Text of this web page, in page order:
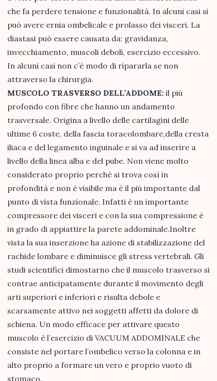
che fa perdere tensione e funzionalità. In alcuni casi si
può avere ernia ombelicale e prolasso dei visceri. La
diastasi può essere causata da: gravidanza,
invecchiamento, muscoli deboli, esercizio eccessivo.
In alcuni casi non c’è modo di ripararla se non
attraverso la chirurgia.
MUSCOLO TRASVERSO DELL’ADDOME: il più
profondo con fibre che hanno un andamento
trasversale. Origina a livello delle cartilagini delle
ultime 6 coste, della fascia toracolombare,della cresta
iliaca e del legamento inguinale e si va ad inserire a
livello della linea alba e del pube. Non viene molto
considerato proprio perchè si trova così in
profondità e non è visibile ma è il più importante dal
punto di vista funzionale. Infatti è un importante
compressore dei visceri e con la sua compressione è
in grado di appiattire la parete addominale.Inoltre
vista la sua inserzione ha azione di stabilizzazione del
rachide lombare e diminuisce gli stress vertebrali. Gli
studi scientifici dimostarno che il muscolo trasverso si
contrae anticipatamente durante il movimento degli
arti superiori e inferiori e risulta debole e
scarsamente attivo nei soggetti affetti da dolore di
schiena. Un modo efficace per attivare questo
muscolo è l’esercizio di VACUUM ADDOMINALE che
consiste nel portare l’ombelico verso la colonna e in
alto proprio a formare un vero e proprio vuoto di
stomaco.